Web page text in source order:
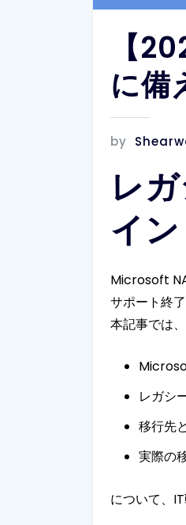
【
に備
by
レ
イン
Microsoft
サポート終
本記事では、
レガシ
移行先
実際の
について、